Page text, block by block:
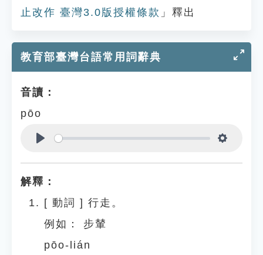
止改作 臺灣3.0版授權條款 」釋出
教育部臺灣台語常用詞辭典
音讀：
pōo
解釋：
[ 動詞 ] 行走。
例如：
步輦
pōo-lián